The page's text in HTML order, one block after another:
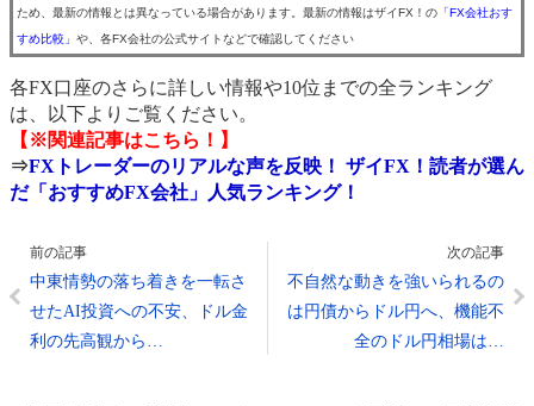
ため、最新の情報とは異なっている場合があります。最新の情報はザイFX！の 「FX会社おす
すめ比較」 や、各FX会社の公式サイトなどで確認してください
各FX口座のさらに詳しい情報や10位までの全ランキング
は、以下よりご覧ください。
【※関連記事はこちら！】
⇒FXトレーダーのリアルな声を反映！ ザイFX！読者が選ん
だ「おすすめFX会社」人気ランキング！
前の記事
中東情勢の落ち着きを一転さ
せたAI投資への不安、ドル金
利の先高観から…
次の記事
不自然な動きを強いられるの
は円債からドル円へ、機能不
全のドル円相場は…